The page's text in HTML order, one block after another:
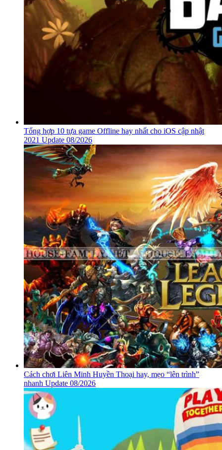
Tổng hợp 10 tựa game Offline hay nhất cho iOS cập nhật
2021 Update 08/2026
Cách chơi Liên Minh Huyền Thoại hay, mẹo “lên trình”
nhanh Update 08/2026